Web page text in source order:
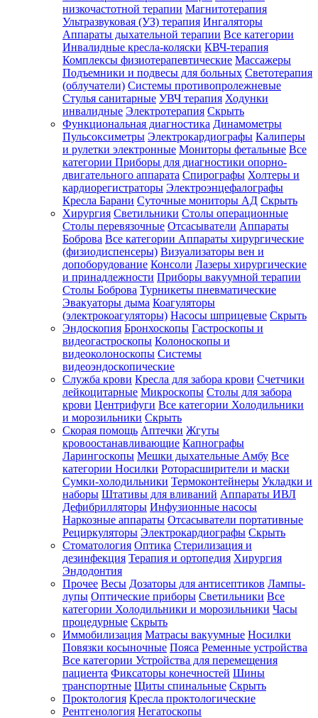
низкочастотной терапии Магнитотерапия
Ультразвуковая (УЗ) терапия Ингаляторы
Аппараты дыхательной терапии Все категории
Инвалидные кресла-коляски КВЧ-терапия
Комплексы физиотерапевтические Массажеры
Подъемники и подвесы для больных Светотерапия
(облучатели) Системы противопролежневые
Стулья санитарные УВЧ терапия Ходунки
инвалидные Электротерапия Скрыть
Функциональная диагностика Динамометры
Пульсоксиметры Электрокардиографы Калиперы
и рулетки электронные Мониторы фетальные Все
категории Приборы для диагностики опорно-
двигательного аппарата Спирографы Холтеры и
кардиорегистраторы Электроэнцефалографы
Кресла Барани Суточные мониторы АД Скрыть
Хирургия Светильники Столы операционные
Столы перевязочные Отсасыватели Аппараты
Боброва Все категории Аппараты хирургические
(физиодиспенсеры) Визуализаторы вен и
допоборудование Консоли Лазеры хирургические
и принадлежности Приборы вакуумной терапии
Столы Боброва Турникеты пневматические
Эвакуаторы дыма Коагуляторы
(электрокоагуляторы) Насосы шприцевые Скрыть
Эндоскопия Бронхоскопы Гастроскопы и
видеогастроскопы Колоноскопы и
видеоколоноскопы Системы
видеоэндоскопические
Служба крови Кресла для забора крови Счетчики
лейкоцитарные Микроскопы Столы для забора
крови Центрифуги Все категории Холодильники
и морозильники Скрыть
Скорая помощь Аптечки Жгуты
кровоостанавливающие Капнографы
Ларингоскопы Мешки дыхательные Амбу Все
категории Носилки Роторасширители и маски
Сумки-холодильники Термоконтейнеры Укладки и
наборы Штативы для вливаний Аппараты ИВЛ
Дефибрилляторы Инфузионные насосы
Наркозные аппараты Отсасыватели портативные
Рециркуляторы Электрокардиографы Скрыть
Стоматология Оптика Стерилизация и
дезинфекция Терапия и ортопедия Хирургия
Эндодонтия
Прочее Весы Дозаторы для антисептиков Лампы-
лупы Оптические приборы Светильники Все
категории Холодильники и морозильники Часы
процедурные Скрыть
Иммобилизация Матрасы вакуумные Носилки
Повязки косыночные Пояса Ременные устройства
Все категории Устройства для перемещения
пациента Фиксаторы конечностей Шины
транспортные Щиты спинальные Скрыть
Проктология Кресла проктологические
Рентгенология Негатоскопы